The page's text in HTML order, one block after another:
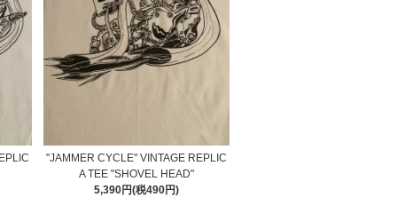
"JAMMER CYCLE" VINTAGE REPLIC
A TEE "SHOVEL HEAD"
5,390円(税490円)